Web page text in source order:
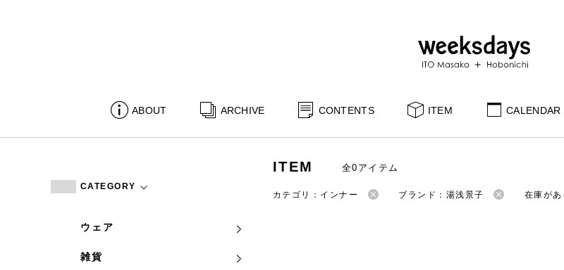
ABOUT ARCHIVE CONTENTS ITEM CALENDAR
CATEGORY
ウェア
雑貨
ITEM 全0アイテム
カテゴリ：インナー ブランド：湯浅景子 在庫があ